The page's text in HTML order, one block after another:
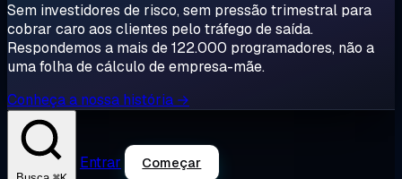
Sem investidores de risco, sem pressão trimestral para
cobrar caro aos clientes pelo tráfego de saída.
Respondemos a mais de 122.000 programadores, não a
uma folha de cálculo de empresa-mãe.
Conheça a nossa história →
Entrar Começar